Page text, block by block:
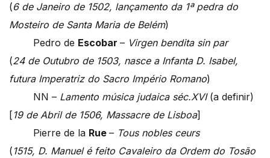
(6 de Janeiro de 1502, lançamento da 1ª pedra do
Mosteiro de Santa Maria de Belém)
Pedro de Escobar – Virgen bendita sin par
(24 de Outubro de 1503, nasce a Infanta D. Isabel,
futura Imperatriz do Sacro Império Romano)
NN – Lamento música judaica séc.XVI(a definir)
[ 19 de Abril de 1506, Massacre de Lisboa]
Pierre de la Rue – Tous nobles ceurs
( 1515, D. Manuel é feito Cavaleiro da Ordem do Tosão